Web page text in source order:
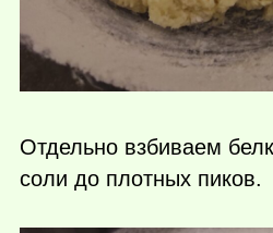
Отдельно взбиваем
соли до плотных пиков.